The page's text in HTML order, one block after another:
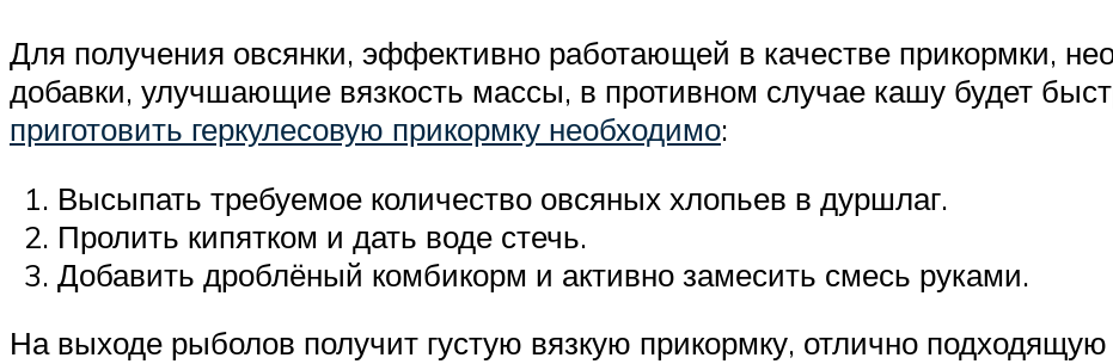
Для получения овсянки, эффективно работающей в качестве прикормки,
добавки, улучшающие вязкость массы, в противном случае кашу будет
приготовить геркулесовую прикормку необходимо:
Высыпать требуемое количество овсяных хлопьев в дуршлаг.
Пролить кипятком и дать воде стечь.
Добавить дроблёный комбикорм и активно замесить смесь руками.
На выходе рыболов получит густую вязкую прикормку, отлично подходящую